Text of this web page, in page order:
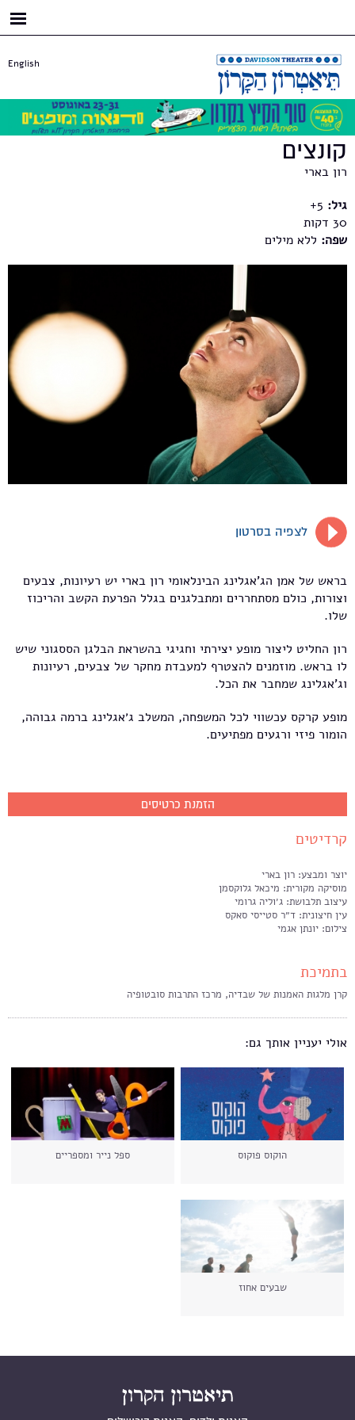
English
קונצים
רון בארי
גיל: 5+
30
שפה: ללא מילים
לצפיה בסרטון
בראש של אמן הג'אגלינג הבינלאומי רון בארי יש רעיונות, צבעים
וצורות, כולם מסתחררים ומתבלגנים בגלל הפרעת הקשב והריכוז
שלו.
רון החליט ליצור מופע יצירתי וחגיגי בהשראת הבלגן הססגוני שיש
לו בראש. מוזמנים להצטרף למעבדת מחקר של צבעים, רעיונות
וג'אגלינג שמחבר את הכל.
מופע קרקס עכשווי לכל המשפחה, המשלב ג׳אגלינג ברמה גבוהה,
הומור פיזי ורגעים מפתיעים.
הזמנת כרטיסים
קרדיטים
יוצר ומבצע: רון בארי
מוסיקה מקורית: מיכאל גלוקסמן
עיצוב תלבושת: ג׳וליה גרומי
עין חיצונית: ד״ר סטייסי סאקס
צילום: יונתן אגמי
בתמיכת
קרן מלגות האמנות של שבדיה, מרכז התרבות סובטופיה
אולי יעניין אותך גם:
הוקוס פוקוס ספל נייר ומספריים
שבעים אחוז